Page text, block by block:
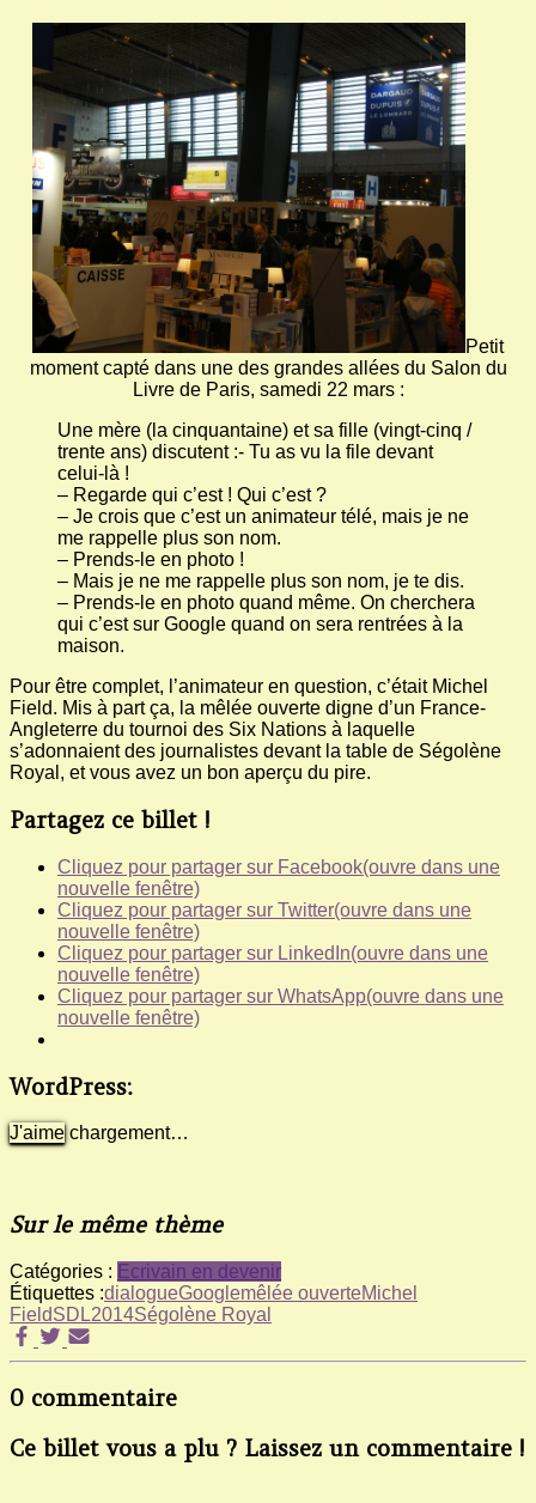
Petit
moment capté dans une des grandes allées du Salon du
Livre de Paris, samedi 22 mars :
Une mère (la cinquantaine) et sa fille (vingt-cinq /
trente ans) discutent :- Tu as vu la file devant
celui-là !
– Regarde qui c’est ! Qui c’est ?
– Je crois que c’est un animateur télé, mais je ne
me rappelle plus son nom.
– Prends-le en photo !
– Mais je ne me rappelle plus son nom, je te dis.
– Prends-le en photo quand même. On cherchera
qui c’est sur Google quand on sera rentrées à la
maison.
Pour être complet, l’animateur en question, c’était Michel
Field. Mis à part ça, la mêlée ouverte digne d’un France-
Angleterre du tournoi des Six Nations à laquelle
s’adonnaient des journalistes devant la table de Ségolène
Royal, et vous avez un bon aperçu du pire.
Partagez ce billet !
Cliquez pour partager sur Facebook(ouvre dans une
nouvelle fenêtre)
Cliquez pour partager sur Twitter(ouvre dans une
nouvelle fenêtre)
Cliquez pour partager sur LinkedIn(ouvre dans une
nouvelle fenêtre)
Cliquez pour partager sur WhatsApp(ouvre dans une
nouvelle fenêtre)
WordPress:
J'aime chargement…
Sur le même thème
Catégories : Ecrivain en devenir
Étiquettes :dialogueGooglemêlée ouverteMichel
FieldSDL2014Ségolène Royal
0 commentaire
Ce billet vous a plu ? Laissez un commentaire !